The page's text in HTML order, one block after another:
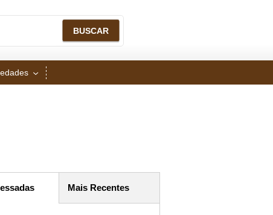
Mais Recentes